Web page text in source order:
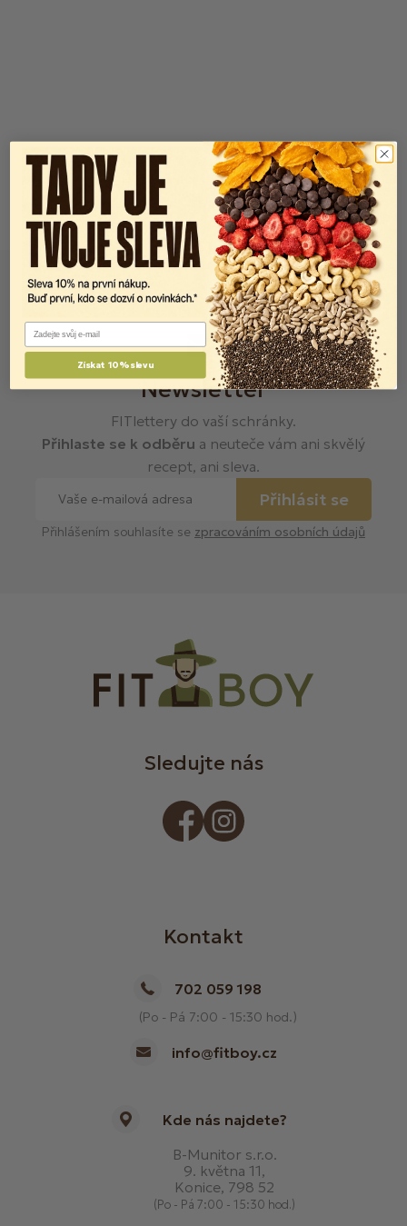
Newsletter
FITlettery do vaší schránky.
Přihlaste se k odběru a neuteče vám ani skvělý
recept, ani sleva.
Přihlásit se
Přihlášením souhlasíte se zpracováním osobních údajů
Sledujte nás
Kontakt
702 059 198
(Po - Pá 7:00 - 15:30 hod.)
info@fitboy.cz
Kde nás najdete?
B-Munitor s.r.o.
9. května 11,
Konice, 798 52
(Po - Pá 7:00 - 15:30 hod.)
Email
Získat 10% slevu